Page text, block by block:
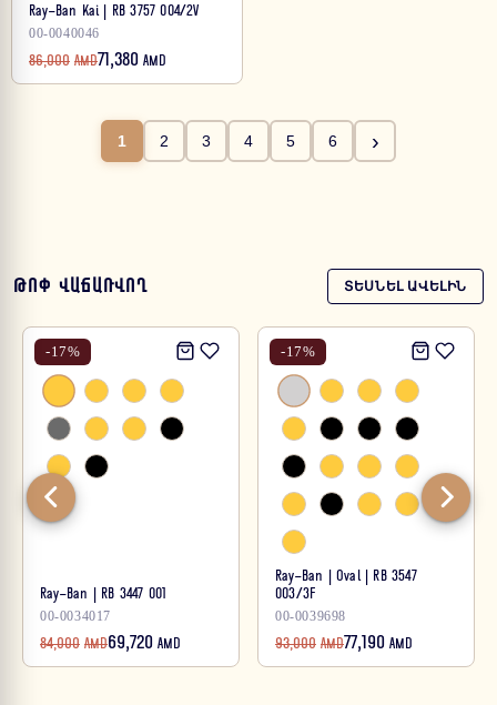
Ray-Ban Kai | RB 3757 004/2V
00-0040046
86,000 AMD71,380 AMD
1 2 3 4 5 6 ›
ԹՈՓ ՎԱՃԱՌՎՈՂ ՏԵՍՆԵԼ ԱՎԵԼԻՆ
-17%
Ray-Ban | RB 3447 001
00-0034017
84,000 AMD69,720 AMD
-17%
Ray-Ban | Oval | RB 3547
003/3F
00-0039698
93,000 AMD77,190 AMD